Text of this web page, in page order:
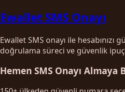
Ewallet SMS Onayı
Ewallet SMS onayı ile hesabınızı
doğrulama süreci ve güvenlik
Hemen SMS Onayı Almaya